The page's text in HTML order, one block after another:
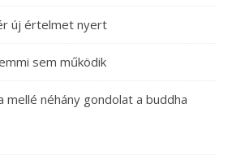
új értelmet nyert
sem működik
mellé néhány gondolat a buddha